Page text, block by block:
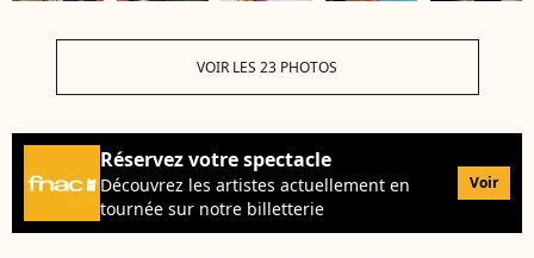
VOIR LES 23 PHOTOS
Réservez votre spectacle
Découvrez les artistes actuellement en
tournée sur notre billetterie
Voir